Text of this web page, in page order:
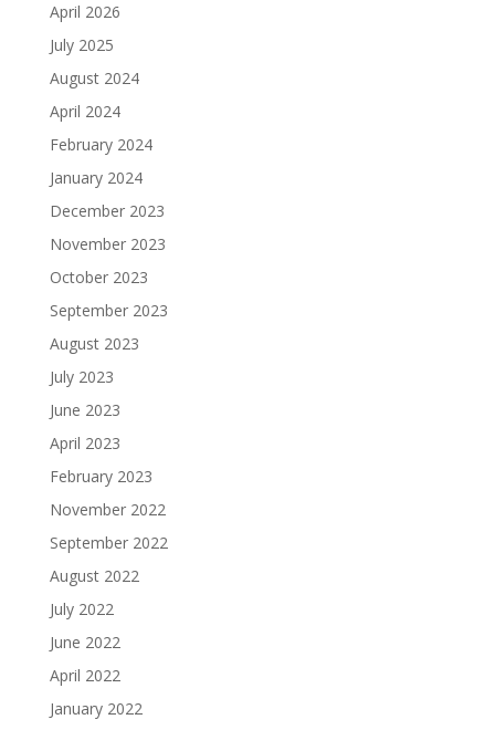
April 2026
July 2025
August 2024
April 2024
February 2024
January 2024
December 2023
November 2023
October 2023
September 2023
August 2023
July 2023
June 2023
April 2023
February 2023
November 2022
September 2022
August 2022
July 2022
June 2022
April 2022
January 2022